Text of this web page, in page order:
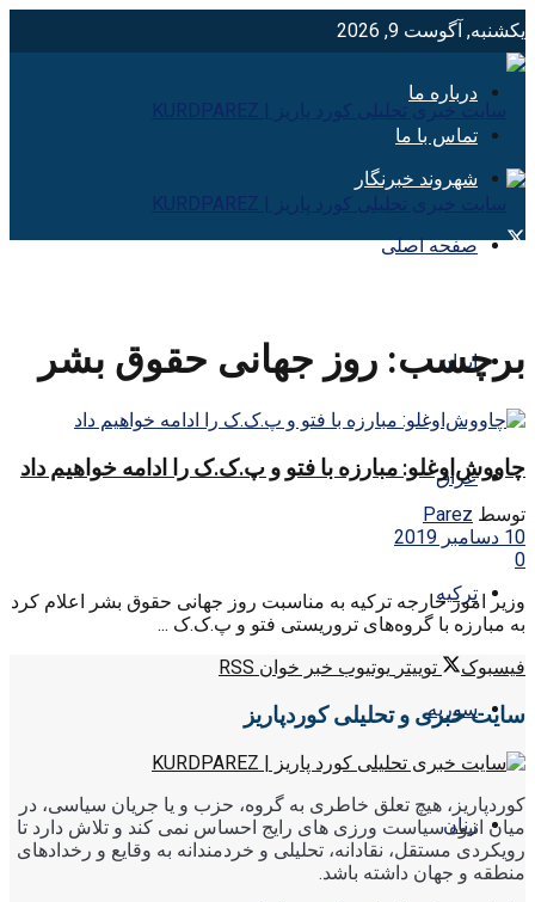
یکشنبه, آگوست 9, 2026
درباره ما
تماس با ما
شهروند خبرنگار
صفحه اصلی
ایران
عراق
ترکیه
سوریه
زنان
برچسب: روز جهانی حقوق بشر
چاووش‌اوغلو: مبارزه با فتو و پ.ک.ک را ادامه خواهیم داد
توسط Parez
10 دسامبر 2019
0
وزیر امور خارجه ترکیه به مناسبت روز جهانی حقوق بشر اعلام کرد
به مبارزه با گروه‌های تروریستی فتو و پ.ک.ک ...
فیسبوک
توییتر یوتیوب خبر خوان RSS
سایت خبری و تحلیلی کوردپاریز
کوردپاریز، هیچ تعلق خاطری به گروه، حزب و یا جریان سیاسی، در
میان انبوه سیاست ورزی های رایج احساس نمی کند و تلاش دارد تا
رویکردی مستقل، نقادانه، تحلیلی و خردمندانه به وقایع و رخدادهای
منطقه و جهان داشته باشد.